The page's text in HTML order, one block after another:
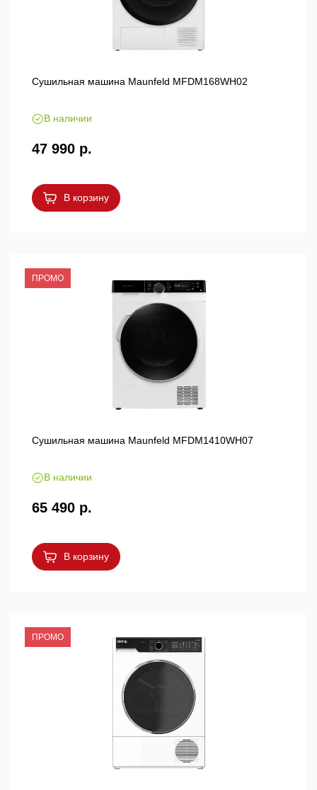
Сушильная машина Maunfeld MFDM168WH02
В наличии
47 990 р.
В корзину
ПРОМО
Сушильная машина Maunfeld MFDM1410WH07
В наличии
65 490 р.
В корзину
ПРОМО